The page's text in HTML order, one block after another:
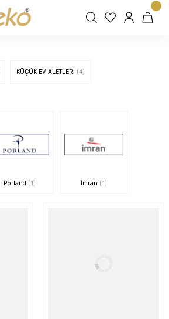
KÜÇÜK EV ALETLERİ (4)
Porland (1) İmran (1)